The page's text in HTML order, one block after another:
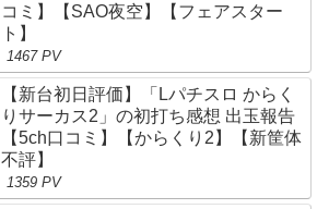
コミ】【SAO夜空】【フェアスター
ト】
1467 PV
【新台初日評価】「Lパチスロ からく
りサーカス2」の初打ち感想 出玉報告
【5ch口コミ】【からくり2】【新筐体
不評】
1359 PV